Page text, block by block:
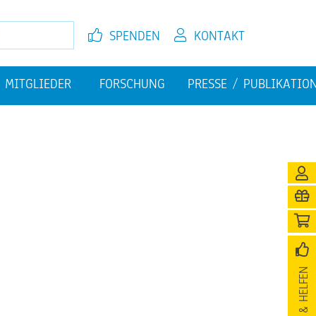
KON­TAKT
SPEN­DEN
MIT­GLIE­DER FOR­SCHUNG PRES­SE /